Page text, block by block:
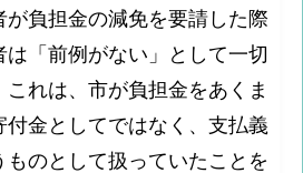
負担金の減免を要請した際
は「前例がない」として一切
これは、市が負担金をあくま
付金としてではなく、支払義
ものとして扱っていたことを